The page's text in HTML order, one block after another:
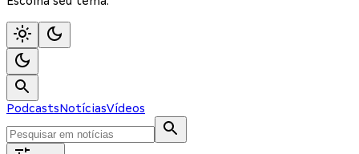
PodcastsNotíciasVídeos